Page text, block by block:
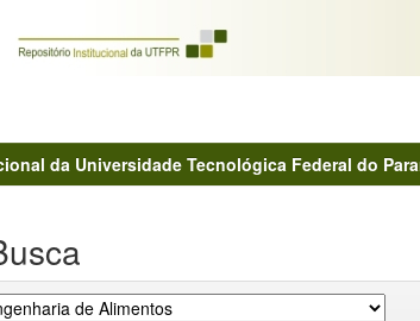
da Universidade Tecnológica Federal do